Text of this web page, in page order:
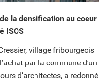
la densification au coeur
ISOS
village fribourgeois
par la commune d’un
d’architectes, a redonné